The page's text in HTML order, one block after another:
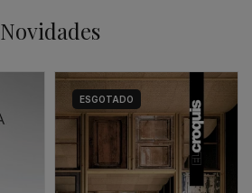
Novidades
ESGOTADO